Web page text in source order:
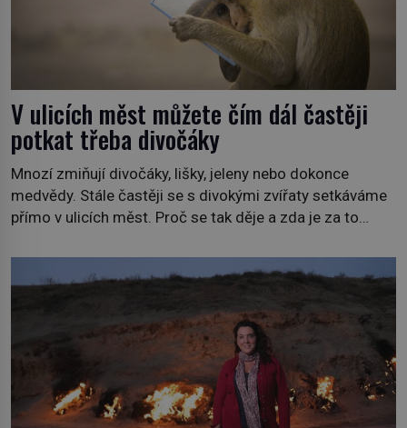
V ulicích měst můžete čím dál častěji
potkat třeba divočáky
Mnozí zmiňují divočáky, lišky, jeleny nebo dokonce
medvědy. Stále častěji se s divokými zvířaty setkáváme
přímo v ulicích měst. Proč se tak děje a zda je za to
jiných. My se raději podíváme do jiných zemí a
prozkoumáme, jaká další zvířata po celém světě se